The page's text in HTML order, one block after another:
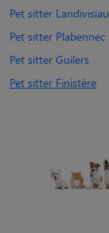
Pet sitter Landivisiau
Pet sitter Plabennec
Pet sitter Guilers
Pet sitter Finistère